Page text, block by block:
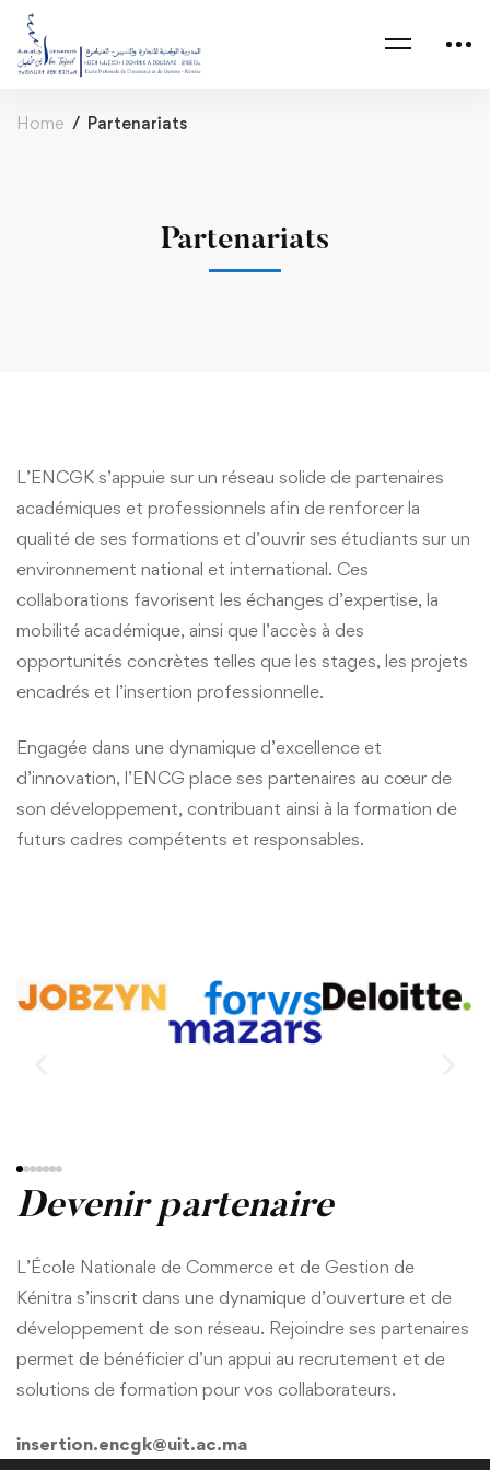
Home Partenariats
Partenariats
L’ENCGK s’appuie sur un réseau solide de partenaires
académiques et professionnels afin de renforcer la
qualité de ses formations et d’ouvrir ses étudiants sur un
environnement national et international. Ces
collaborations favorisent les échanges d’expertise, la
mobilité académique, ainsi que l’accès à des
opportunités concrètes telles que les stages, les projets
encadrés et l’insertion professionnelle.
Engagée dans une dynamique d’excellence et
d’innovation, l’ENCG place ses partenaires au cœur de
son développement, contribuant ainsi à la formation de
futurs cadres compétents et responsables.
Devenir partenaire
L’École Nationale de Commerce et de Gestion de
Kénitra s’inscrit dans une dynamique d’ouverture et de
développement de son réseau. Rejoindre ses partenaires
permet de bénéficier d’un appui au recrutement et de
solutions de formation pour vos collaborateurs.
insertion.encgk@uit.ac.ma